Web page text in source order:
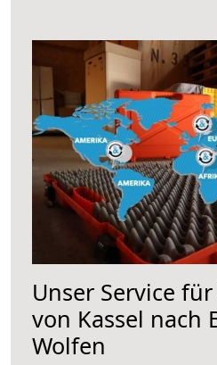
Unser Service
von Kassel nach
Wolfen